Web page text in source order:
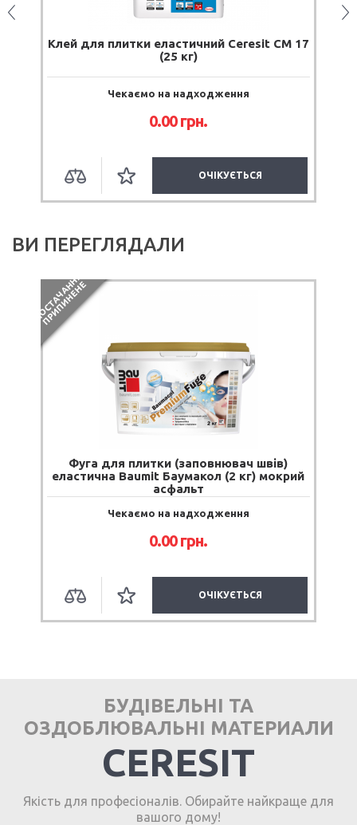
Клей для плитки еластичний Ceresit CM 17
(25 кг)
Чекаємо на надходження
0.00 грн.
ОЧІКУЄТЬСЯ
ВИ ПЕРЕГЛЯДАЛИ
П
О
С
Т
А
Ч
А
Н
Н
Я
П
Р
И
П
И
Н
Е
Н
Е
Фуга для плитки (заповнювач швів)
еластична Baumit Баумакол (2 кг) мокрий
асфальт
Чекаємо на надходження
0.00 грн.
ОЧІКУЄТЬСЯ
БУДІВЕЛЬНІ ТА
ОЗДОБЛЮВАЛЬНІ МАТЕРИАЛИ
CERESIT
Якість для професіоналів. Обирайте найкраще для
вашого дому!